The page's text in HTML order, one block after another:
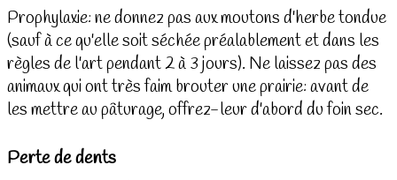
Prophylaxie: ne donnez pas aux moutons d'herbe tondue
(sauf à ce qu'elle soit séchée préalablement et dans les
règles de l'art pendant 2 à 3 jours). Ne laissez pas des
animaux qui ont très faim brouter une prairie: avant de
les mettre au pâturage, offrez-leur d'abord du foin sec.
Perte de dents